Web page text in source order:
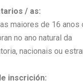
/ as:
maiores de 16 anos
no ano natural da
nacionais ou
inscrición: